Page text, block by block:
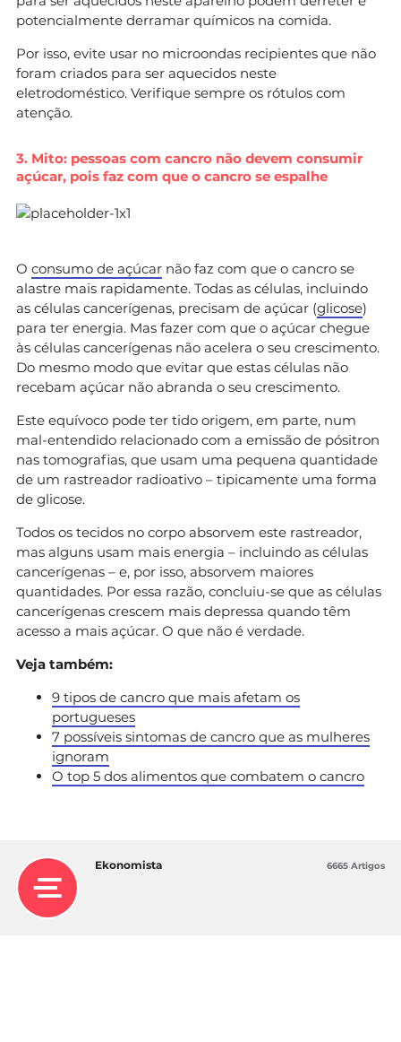
potencialmente derramar químicos na comida.
Por isso, evite usar no microondas recipientes que não
foram criados para ser aquecidos neste
eletrodoméstico. Verifique sempre os rótulos com
atenção.
3. Mito: pessoas com cancro não devem consumir
açúcar, pois faz com que o cancro se espalhe
O consumo de açúcar não faz com que o cancro se
alastre mais rapidamente. Todas as células, incluindo
as células cancerígenas, precisam de açúcar (glicose)
para ter energia. Mas fazer com que o açúcar chegue
às células cancerígenas não acelera o seu crescimento.
Do mesmo modo que evitar que estas células não
recebam açúcar não abranda o seu crescimento.
Este equívoco pode ter tido origem, em parte, num
mal-entendido relacionado com a emissão de pósitron
nas tomografias, que usam uma pequena quantidade
de um rastreador radioativo – tipicamente uma forma
de glicose.
Todos os tecidos no corpo absorvem este rastreador,
mas alguns usam mais energia – incluindo as células
cancerígenas – e, por isso, absorvem maiores
quantidades. Por essa razão, concluiu-se que as células
cancerígenas crescem mais depressa quando têm
acesso a mais açúcar. O que não é verdade.
Veja também:
9 tipos de cancro que mais afetam os
portugueses
7 possíveis sintomas de cancro que as mulheres
ignoram
O top 5 dos alimentos que combatem o cancro
Ekonomista 6665 Artigos